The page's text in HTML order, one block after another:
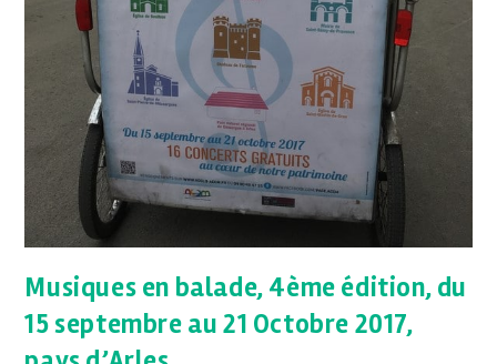
Musiques en balade, 4ème édition, du
15 septembre au 21 Octobre 2017,